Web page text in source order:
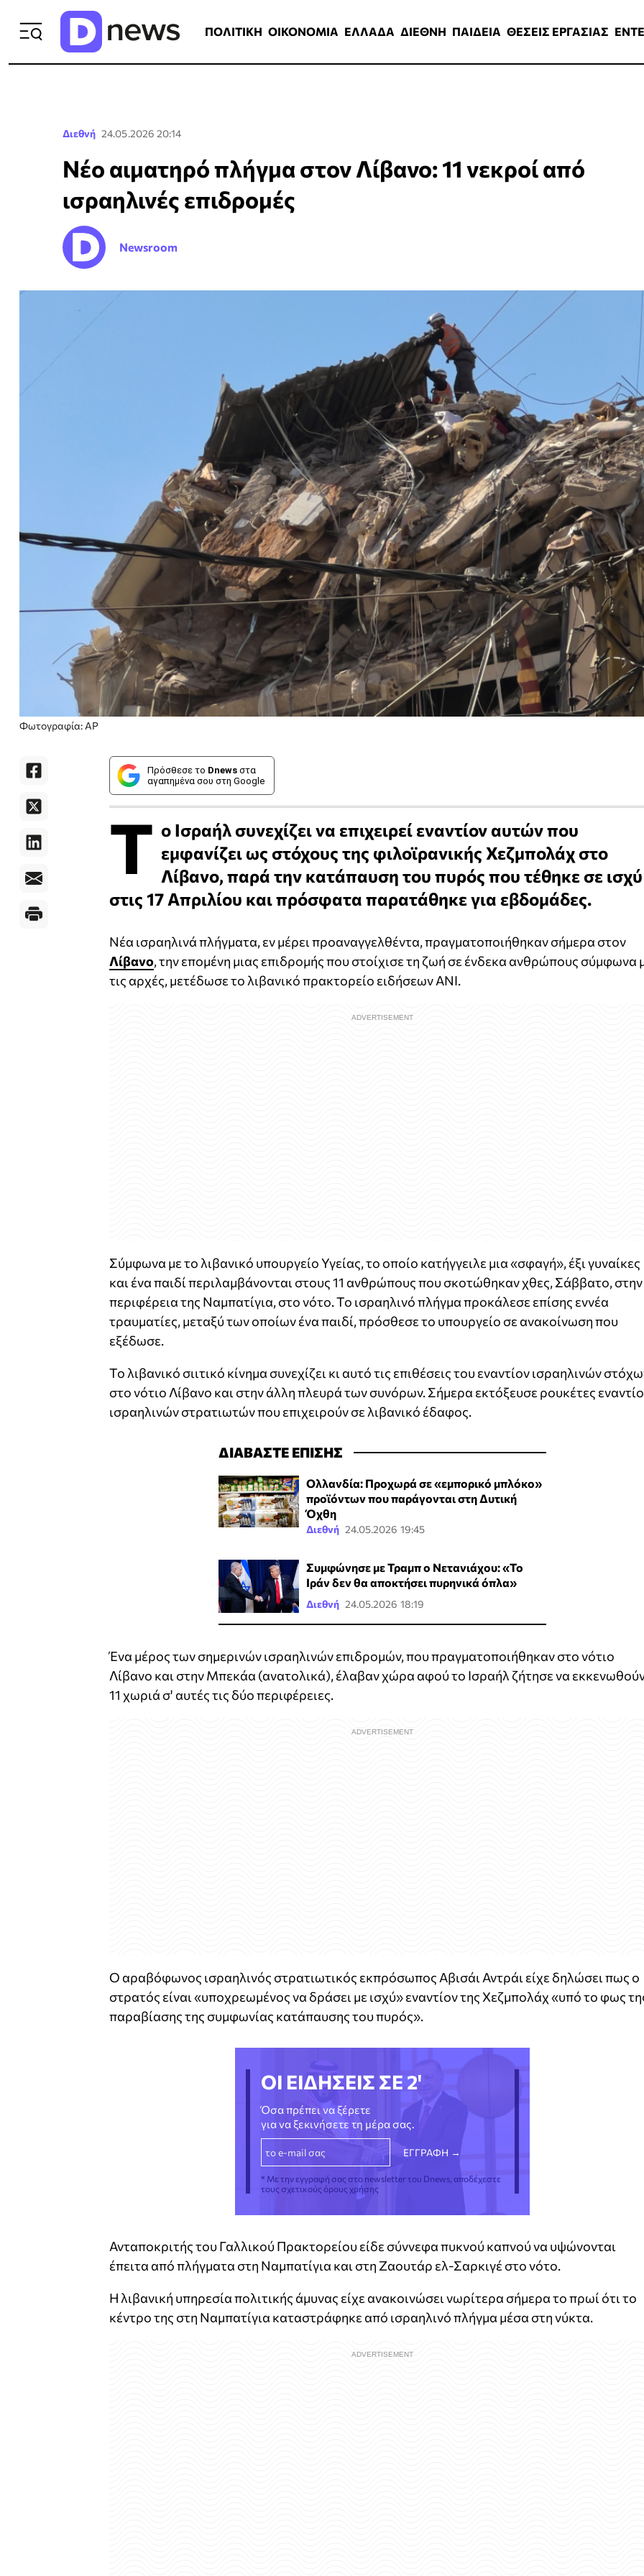
ΠΟΛΙΤΙΚΗ ΟΙΚΟΝΟΜΙΑ ΕΛΛΑΔΑ ΔΙΕΘΝΗ ΠΑΙΔΕΙΑ ΘΕΣΕΙΣ ΕΡΓΑΣΙΑΣ
Διεθνή 24.05.2026 20:14
Νέο αιματηρό πλήγμα στον Λίβανο: 11 νεκροί από
ισραηλινές επιδρομές
Newsroom
Φωτογραφία: AP
Πρόσθεσε το Dnews στα
αγαπημένα σου στη Google
Τ ο Ισραήλ συνεχίζει να επιχειρεί εναντίον αυτών που
εμφανίζει ως στόχους της φιλοϊρανικής Χεζμπολάχ στο
Λίβανο, παρά την κατάπαυση του πυρός που τέθηκε σε ισχύ
στις 17 Απριλίου και πρόσφατα παρατάθηκε για εβδομάδες.
Νέα ισραηλινά πλήγματα, εν μέρει προαναγγελθέντα, πραγματοποιήθηκαν σήμερα στον
Λίβανο, την επομένη μιας επιδρομής που στοίχισε τη ζωή σε ένδεκα ανθρώπους σύμφωνα
τις αρχές, μετέδωσε το λιβανικό πρακτορείο ειδήσεων ANI.
Σύμφωνα με το λιβανικό υπουργείο Υγείας, το οποίο κατήγγειλε μια «σφαγή», έξι γυναίκες
και ένα παιδί περιλαμβάνονται στους 11 ανθρώπους που σκοτώθηκαν χθες, Σάββατο, στην
περιφέρεια της Ναμπατίγια, στο νότο. Το ισραηλινό πλήγμα προκάλεσε επίσης εννέα
τραυματίες, μεταξύ των οποίων ένα παιδί, πρόσθεσε το υπουργείο σε ανακοίνωση που
εξέδωσε.
Το λιβανικό σιιτικό κίνημα συνεχίζει κι αυτό τις επιθέσεις του εναντίον ισραηλινών
στο νότιο Λίβανο και στην άλλη πλευρά των συνόρων. Σήμερα εκτόξευσε ρουκέτες
ισραηλινών στρατιωτών που επιχειρούν σε λιβανικό έδαφος.
ΔΙΑΒΑΣΤΕ ΕΠΙΣΗΣ
Ολλανδία: Προχωρά σε «εμπορικό μπλόκο»
προϊόντων που παράγονται στη Δυτική
Όχθη
Διεθνή 24.05.2026 19:45
Συμφώνησε με Τραμπ ο Νετανιάχου: «Το
Ιράν δεν θα αποκτήσει πυρηνικά όπλα»
Διεθνή 24.05.2026 18:19
Ένα μέρος των σημερινών ισραηλινών επιδρομών, που πραγματοποιήθηκαν στο νότιο
Λίβανο και στην Μπεκάα (ανατολικά), έλαβαν χώρα αφού το Ισραήλ ζήτησε να
11 χωριά σ' αυτές τις δύο περιφέρειες.
Ο αραβόφωνος ισραηλινός στρατιωτικός εκπρόσωπος Αβισάι Αντράι είχε δηλώσει πως ο
στρατός είναι «υποχρεωμένος να δράσει με ισχύ» εναντίον της Χεζμπολάχ «υπό το φως
παραβίασης της συμφωνίας κατάπαυσης του πυρός».
ΟΙ ΕΙΔΗΣΕΙΣ ΣΕ 2'
Όσα πρέπει να ξέρετε
για να ξεκινήσετε τη μέρα σας.
* Με την εγγραφή σας στο newsletter του Dnews, αποδέχεστε
τους σχετικούς όρους χρήσης
Ανταποκριτής του Γαλλικού Πρακτορείου είδε σύννεφα πυκνού καπνού να υψώνονται
έπειτα από πλήγματα στη Ναμπατίγια και στη Ζαουτάρ ελ-Σαρκιγέ στο νότο.
Η λιβανική υπηρεσία πολιτικής άμυνας είχε ανακοινώσει νωρίτερα σήμερα το πρωί ότι το
κέντρο της στη Ναμπατίγια καταστράφηκε από ισραηλινό πλήγμα μέσα στη νύκτα.